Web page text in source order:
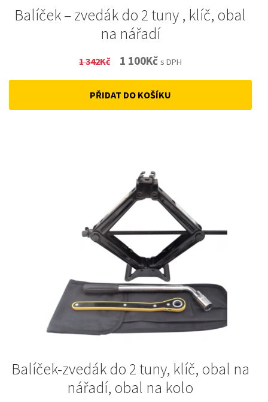
Balíček – zvedák do 2 tuny , klíč, obal
na nářadí
1 342Kč
Original
price
was:
1 100KčCurrent
price
is:
s DPH
PŘIDAT DO KOŠÍKU
Balíček-zvedák do 2 tuny, klíč, obal na
nářadí, obal na kolo